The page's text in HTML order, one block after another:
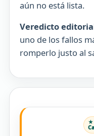
aún no está lista.
Veredicto
uno de los fallos
romperlo justo al